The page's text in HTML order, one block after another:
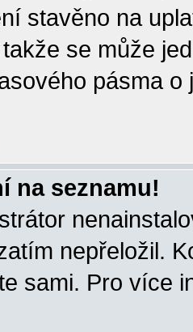
stavěno na
se může
pásma
na seznamu!
nepřeložil.
sami. Pro více